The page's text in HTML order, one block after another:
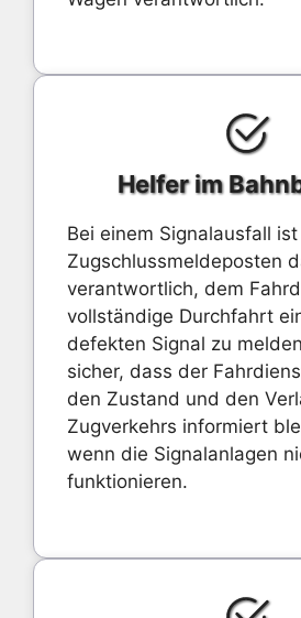
Helfer im
Bei einem Signalausfall
Zugschlussmeldeposten
verantwortlich, dem
vollständige Durchfahrt
defekten Signal zu
sicher, dass der
den Zustand und den
Zugverkehrs informiert
wenn die Signalanlagen
funktionieren.